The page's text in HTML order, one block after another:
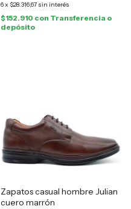
6x $28.316,67 sin interés
$152.910 con Transferencia o
depósito
Zapatos casual hombre Julian
cuero marrón